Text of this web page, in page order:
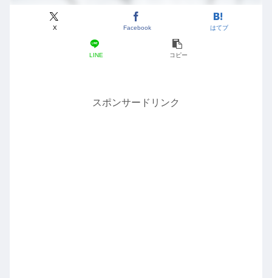
X Facebook はてブ
LINE コピー
スポンサードリンク